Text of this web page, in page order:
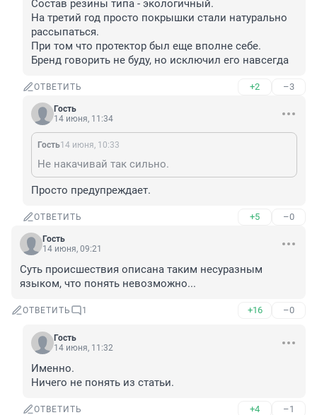
Состав резины типа - экологичный.
На третий год просто покрышки стали натурально
рассыпаться.
При том что протектор был еще вполне себе.
Бренд говорить не буду, но исключил его навсегда
ОТВЕТИТЬ +2 –3
Гость
14 июня, 11:34
Гость14 июня, 10:33
Не накачивай так сильно.
Просто предупреждает.
ОТВЕТИТЬ +5 –0
Гость
14 июня, 09:21
Суть происшествия описана таким несуразным
языком, что понять невозможно...
ОТВЕТИТЬ 1 +16 –0
Гость
14 июня, 11:32
Именно.
Ничего не понять из статьи.
ОТВЕТИТЬ +4 –1